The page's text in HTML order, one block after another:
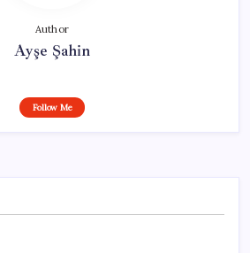
Author
Ayşe Şahin
Follow Me